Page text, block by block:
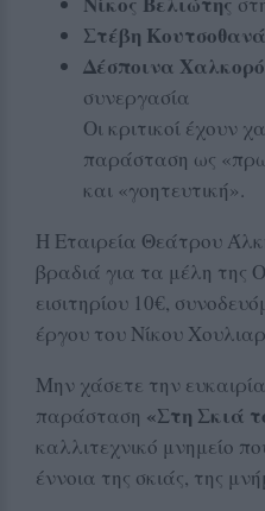
Στέβη
Δέσποινα
συνεργασία
Οι κριτικοί έχουν
παράσταση ως
και «γοητευτική».
Η Εταιρεία Θεάτρου
βραδιά για τα μέλη της
εισιτηρίου 10€,
έργου του Νίκου
Μην χάσετε την
παράσταση «Στη Σκιά
καλλιτεχνικό μνημείο
έννοια της σκιάς, της